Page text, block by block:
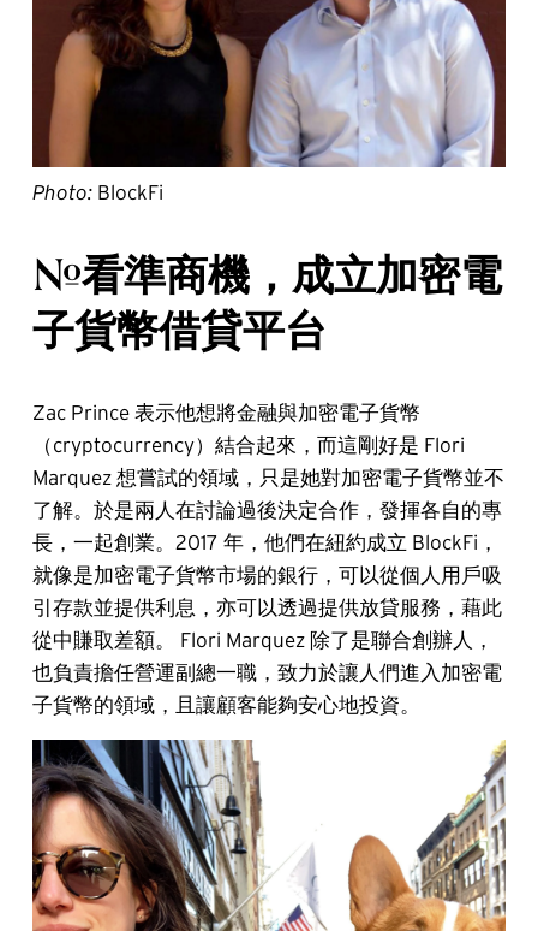
Photo: BlockFi
#看準商機，成立加密電
子貨幣借貸平台
Zac Prince 表示他想將金融與加密電子貨幣
（cryptocurrency）結合起來，而這剛好是 Flori
Marquez 想嘗試的領域，只是她對加密電子貨幣並不
了解。於是兩人在討論過後決定合作，發揮各自的專
長，一起創業。2017 年，他們在紐約成立 BlockFi，
就像是加密電子貨幣市場的銀行，可以從個人用戶吸
引存款並提供利息，亦可以透過提供放貸服務，藉此
從中賺取差額。 Flori Marquez 除了是聯合創辦人，
也負責擔任營運副總一職，致力於讓人們進入加密電
子貨幣的領域，且讓顧客能夠安心地投資。